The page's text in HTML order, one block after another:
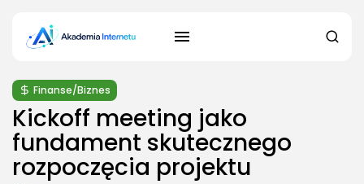
Finanse/Biznes
Kickoff meeting jako
fundament skutecznego
rozpoczęcia projektu